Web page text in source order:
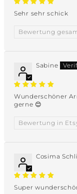
Sehr sehr schick
Bewertung
Sabine
Wunderschöner
gerne 😊
Bewertung in
Cosima
Super